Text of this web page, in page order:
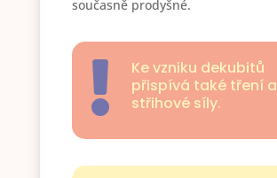
současně prodyšné.

Ke vzniku dekubitů
přispívá také tření a
střihové síly.